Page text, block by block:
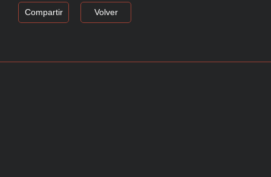
Compartir Volver